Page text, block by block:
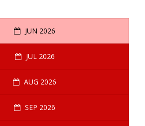
JUN 2026
JUL 2026
AUG 2026
SEP 2026